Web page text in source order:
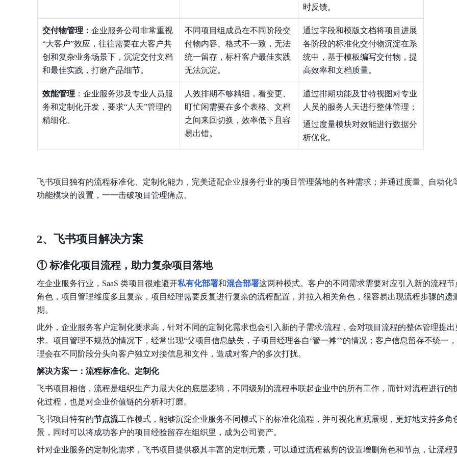
时反馈。
交付物管理： 企业服务公司非常重视
“大客户”效应，往往需要在大客户共
创和复杂业务场景下，沉淀交付文档
和最佳实践，打磨产品细节。
不同项目组成员在不同阶段交
付物内容、格式不一致，无法
统一留存，标杆客户最佳实践
无法沉淀。
通过字段和模版文档将项目进展
各阶段的标准化交付物沉淀在系
统中，基于模板编写交付物，提
高效率和文档质量。
效能管理 ：企业服务涉及专业人员服
务和定制化开发，要求“人天”管理的
精细化。
人效排期不够精细，看变更、
盯忙闲需要在多个表格、文档
之间来回切换，效率低下且容
易出错。
通过排期功能及甘特视图对专业
人员的服务人天进行整体管理；
通过度量模块对效能进行数据分
析优化。
飞书项目独有的流程标准化、定制化能力，完美适配企业服务行业的项目管理落地的各种需求；并通过度量、自动化
功能模块的设置，一一击破项目管理痛点。
2、飞书项目解决方案
① 标准化项目流程，助力复杂项目落地
在企业服务行业，SaaS 类项目很难避开私有化部署和混合部署这两种模式。客户的不同需求需要对应引入新的流程节
角色，项目管理维度多且复杂，项目经理需要反复进行复杂的流程配置，并拉入相关角色，很容易出现流程步骤的遗
期。
此外，企业服务客户定制化要求高，针对不同的定制化需求也会引入新的子需求/流程，会对项目流程的整体管理提
求。项目管理不规范的情况下，经常出现“父项目信息缺失，子项目经理各自‘管一摊’”的情况；客户信息留存不统一
理会在不同阶段分头向客户独立对接信息和文件，造成对客户的多次打扰。
解决方案一：流程标准化、定制化
飞书项目相信，流程是组织生产力最大化的底层逻辑，不同级别的流程串联起企业中的所有工作，而针对流程进行的
化过程，也是对企业价值链的分析和打磨。
飞书项目特有的节点流工作模式，能够沉淀企业服务不同模式下的标准化流程，并可视化直观展现，更好地支持多角
景，同时可以将成功客户的项目经验留存在组织里，成为公司资产。
针对企业服务的定制化需求，飞书项目提供极其丰富的定制元素，可以通过流程裁剪的设置增删角色和节点，让流程